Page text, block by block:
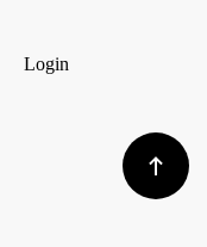
Login